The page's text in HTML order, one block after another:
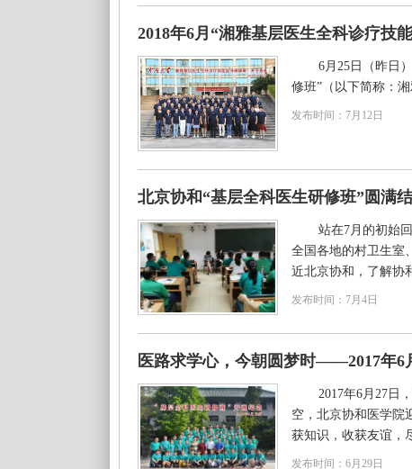
2018年6月“湘雅基层医生全科诊疗技
6月25日（昨日
修班”（以下简称：
发布时间：7月12日
北京协和“基层全科医生研修班”圆满结
站在7月的初始
全国各地的村卫生室
近北京协和，了解协
发布时间：7月4日
医路求学心，今朝圆梦时——2017年6
2017年6月27日
空，北京协和医学院
获知识，收获友谊，
发布时间：6月29日